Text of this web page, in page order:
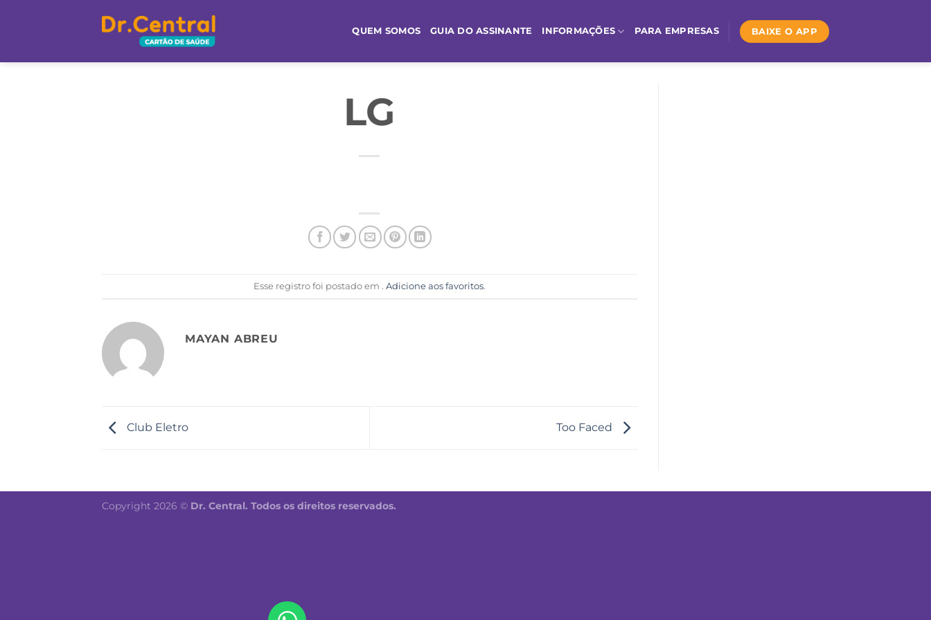
QUEM SOMOS GUIA DO ASSINANTE INFORMAÇÕES PARA EMPRESAS BAIXE O APP
LG
Esse registro foi postado em . Adicione aos favoritos.
MAYAN ABREU
Club Eletro Too Faced
Copyright 2026 © Dr. Central. Todos os direitos reservados.